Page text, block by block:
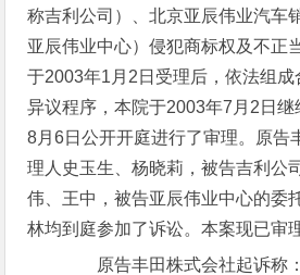
称吉利公司）、北京亚辰伟业汽车
亚辰伟业中心）侵犯商标权及不正
于2003年1月2日受理后，依法组
异议程序，本院于2003年7月2日
8月6日公开开庭进行了审理。原告
理人史玉生、杨晓莉，被告吉利公
伟、王中，被告亚辰伟业中心的委
林均到庭参加了诉讼。本案现已审
原告丰田株式会社起诉称